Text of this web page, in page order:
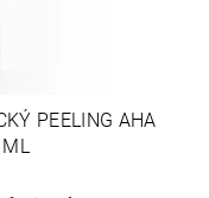
PEELING AHA